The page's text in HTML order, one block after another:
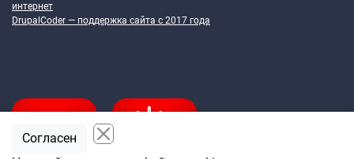
интернет
DrupalCoder — поддержка сайта c 2017 года
Согласен